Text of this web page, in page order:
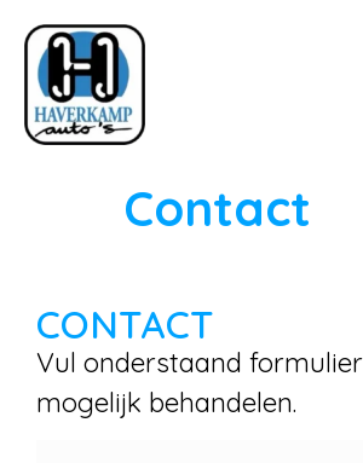
Contact
CONTACT
Vul onderstaand
mogelijk behandelen.